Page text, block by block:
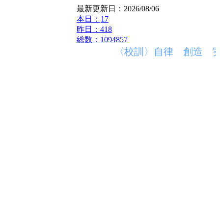
最新更新日：2026/08/06
本日： 17
昨日：418
総数：1094857
〈校訓〉自律 創造 実